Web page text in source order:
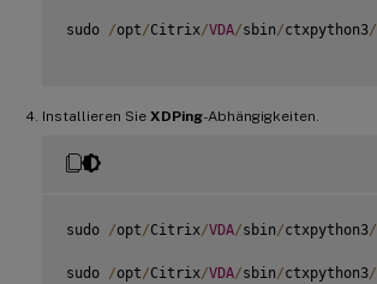
sudo /opt/Citrix/VDA/sbin/ctxpython3/
Installieren Sie XDPing-Abhängigkeiten.
sudo /opt/Citrix/VDA/sbin/ctxpython3/
sudo /opt/Citrix/VDA/sbin/ctxpython3/